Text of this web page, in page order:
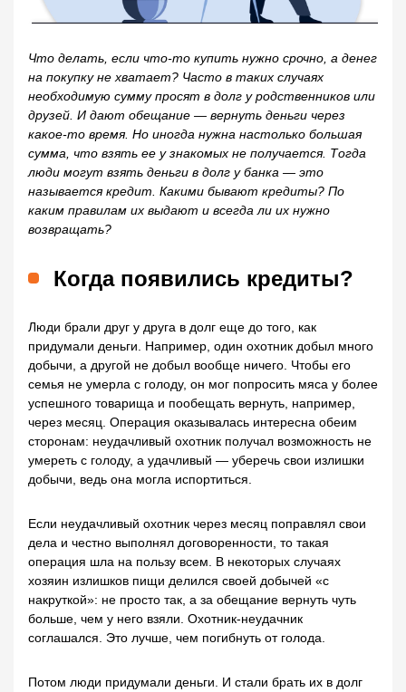
Что делать, если что-то купить нужно срочно, а денег
на покупку не хватает? Часто в таких случаях
необходимую сумму просят в долг у родственников или
друзей. И дают обещание — вернуть деньги через
какое-то время. Но иногда нужна настолько большая
сумма, что взять ее у знакомых не получается. Тогда
люди могут взять деньги в долг у банка — это
называется кредит. Какими бывают кредиты? По
каким правилам их выдают и всегда ли их нужно
возвращать?
Когда появились кредиты?
Люди брали друг у друга в долг еще до того, как
придумали деньги. Например, один охотник добыл много
добычи, а другой не добыл вообще ничего. Чтобы его
семья не умерла с голоду, он мог попросить мяса у более
успешного товарища и пообещать вернуть, например,
через месяц. Операция оказывалась интересна обеим
сторонам: неудачливый охотник получал возможность не
умереть с голоду, а удачливый — уберечь свои излишки
добычи, ведь она могла испортиться.
Если неудачливый охотник через месяц поправлял свои
дела и честно выполнял договоренности, то такая
операция шла на пользу всем. В некоторых случаях
хозяин излишков пищи делился своей добычей «с
накруткой»: не просто так, а за обещание вернуть чуть
больше, чем у него взяли. Охотник-неудачник
соглашался. Это лучше, чем погибнуть от голода.
Потом люди придумали деньги. И стали брать их в долг